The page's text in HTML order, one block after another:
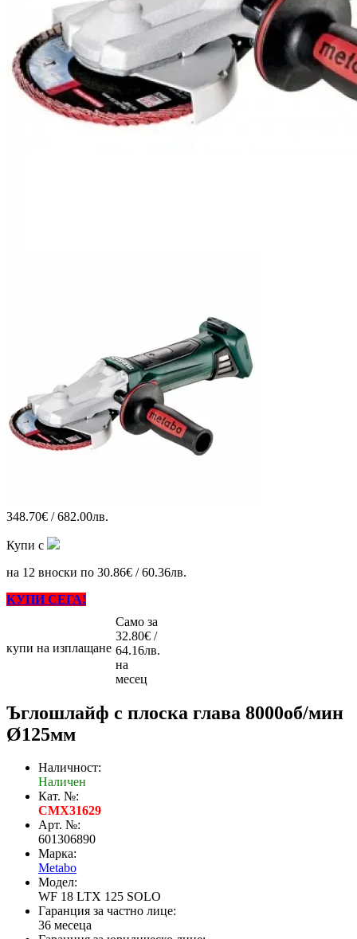
348.70€ / 682.00лв.
Купи с
на 12 вноски по 30.86€ / 60.36лв.
КУПИ СЕГА!
купи на изплащане
Само за
32.80€ /
64.16лв.
на
месец
Ъглошлайф с плоска глава 8000об/мин
Ø125мм
Наличност:
Наличен
Кат. №:
CMX31629
Арт. №:
601306890
Марка:
Metabo
Модел:
WF 18 LTX 125 SOLO
Гаранция за частно лице:
36 месеца